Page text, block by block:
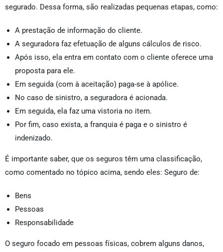
segurado. Dessa forma, são realizadas pequenas etapas, como:
A prestação de informação do cliente.
A seguradora faz efetuação de alguns cálculos de risco.
Após isso, ela entra em contato com o cliente oferece uma
proposta para ele.
Em seguida (com à aceitação) paga-se à apólice.
No caso de sinistro, a seguradora é acionada.
Em seguida, ela faz uma vistoria no item.
Por fim, caso exista, a franquia é paga e o sinistro é
indenizado.
É importante saber, que os seguros têm uma classificação,
como comentado no tópico acima, sendo eles: Seguro de:
Bens
Pessoas
Responsabilidade
O seguro focado em pessoas físicas, cobrem alguns danos,